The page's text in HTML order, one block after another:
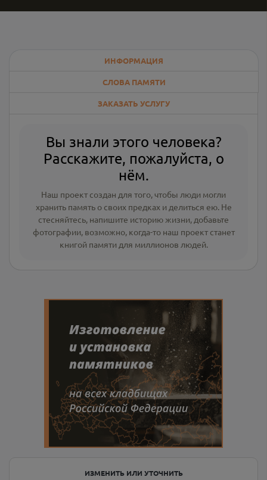
ИНФОРМАЦИЯ
СЛОВА ПАМЯТИ
ЗАКАЗАТЬ УСЛУГУ
Вы знали этого человека?
Расскажите, пожалуйста, о
нём.
Наш проект создан для того, чтобы люди могли
хранить память о своих предках и делиться ею. Не
стесняйтесь, напишите историю жизни, добавьте
фотографии, возможно, когда-то наш проект станет
книгой памяти для миллионов людей.
ИЗМЕНИТЬ ИЛИ УТОЧНИТЬ